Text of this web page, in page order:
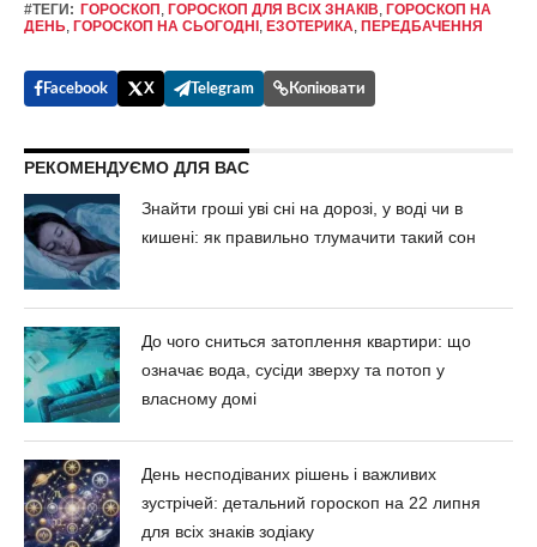
#ТЕГИ: ГОРОСКОП , ГОРОСКОП ДЛЯ ВСІХ ЗНАКІВ, ГОРОСКОП НА
ДЕНЬ, ГОРОСКОП НА СЬОГОДНІ , ЕЗОТЕРИКА, ПЕРЕДБАЧЕННЯ
Facebook X Telegram Копіювати
РЕКОМЕНДУЄМО ДЛЯ ВАС
Знайти гроші уві сні на дорозі, у воді чи в
кишені: як правильно тлумачити такий сон
До чого сниться затоплення квартири: що
означає вода, сусіди зверху та потоп у
власному домі
День несподіваних рішень і важливих
зустрічей: детальний гороскоп на 22 липня
для всіх знаків зодіаку